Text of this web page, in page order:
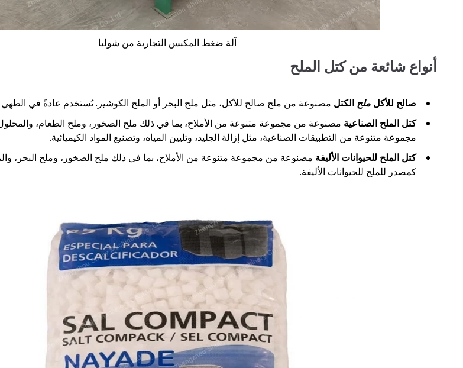
آلة ضغط المكبس التجارية من شوليا
أنواع شائعة من كتل الملح
صالح للأكل ملح الكتل مصنوعة من ملح صالح للأكل، مثل ملح البحر أو الملح الكوشير. تُستخدم عادةً في الطهي
كتل الملح الصناعية مصنوعة من مجموعة متنوعة من الأملاح، بما في ذلك ملح الصخور، وملح الطعام،
مجموعة متنوعة من التطبيقات الصناعية، مثل إزالة الجليد، وتليين المياه، وتصنيع المواد الكيميائية.
كتل الملح للحيوانات الأليفة مصنوعة من مجموعة متنوعة من الأملاح، بما في ذلك ملح الصخور، وملح البحر،
كمصدر للملح للحيوانات الأليفة.